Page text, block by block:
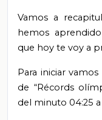
Vamos a
hemos
que hoy te voy a
Para iniciar
de “Récords
del minuto 04:25 a